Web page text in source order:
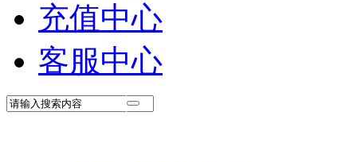
充值中心
客服中心